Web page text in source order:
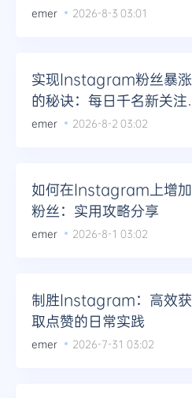
emer 2026-8-3 03:01
实现Instagram粉丝暴涨
的秘诀：每日千名新关注
者！
emer 2026-8-2 03:02
如何在Instagram上增加
粉丝：实用攻略分享
emer 2026-8-1 03:02
制胜Instagram：高效获
取点赞的日常实践
emer 2026-7-31 03:02